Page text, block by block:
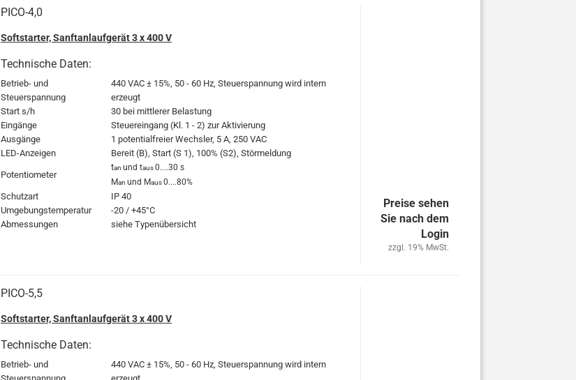
PICO-4,0
Softstarter, Sanftanlaufgerät 3 x 400 V
Technische Daten:
Betrieb- und
Steuerspannung
440 VAC ± 15%, 50 - 60 Hz, Steuerspannung wird intern
erzeugt
Start s/h
30 bei mittlerer Belastung
Eingänge
Steuereingang (Kl. 1 - 2) zur Aktivierung
Ausgänge
1 potentialfreier Wechsler, 5 A, 250 VAC
LED-Anzeigen
Bereit (B), Start (S 1), 100% (S2), Störmeldung
Potentiometer
tan und taus0....30 s
Man und Maus0....80%
Schutzart
IP 40
Umgebungstemperatur
-20 / +45°C
Abmessungen
siehe Typenübersicht
Preise sehen
Sie nach dem
Login
zzgl. 19% MwSt.
PICO-5,5
Softstarter, Sanftanlaufgerät 3 x 400 V
Technische Daten:
Betrieb- und
440 VAC ± 15%, 50 - 60 Hz, Steuerspannung wird intern